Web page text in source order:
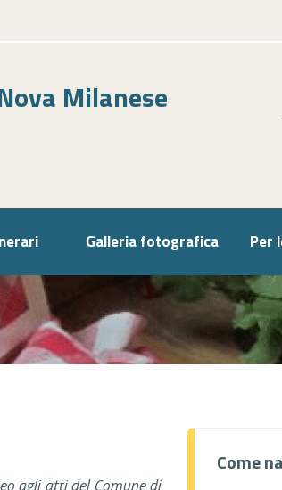
Milanese
Galleria fotografica Per
agli atti del Comune di
Come